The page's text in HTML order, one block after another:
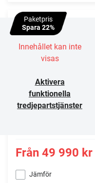
Paketpris
Spara 22%
Innehållet kan inte
visas
Aktivera
funktionella
tredjepartstjänster
Från 49 990 kr
Jämför